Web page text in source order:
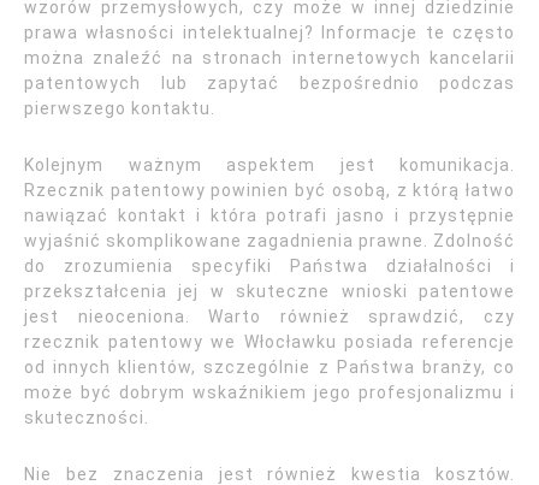
wzorów przemysłowych, czy może w innej dziedzinie
prawa własności intelektualnej? Informacje te często
można znaleźć na stronach internetowych kancelarii
patentowych lub zapytać bezpośrednio podczas
pierwszego kontaktu.
Kolejnym ważnym aspektem jest komunikacja.
Rzecznik patentowy powinien być osobą, z którą łatwo
nawiązać kontakt i która potrafi jasno i przystępnie
wyjaśnić skomplikowane zagadnienia prawne. Zdolność
do zrozumienia specyfiki Państwa działalności i
przekształcenia jej w skuteczne wnioski patentowe
jest nieoceniona. Warto również sprawdzić, czy
rzecznik patentowy we Włocławku posiada referencje
od innych klientów, szczególnie z Państwa branży, co
może być dobrym wskaźnikiem jego profesjonalizmu i
skuteczności.
Nie bez znaczenia jest również kwestia kosztów.